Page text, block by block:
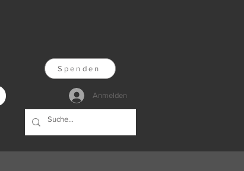
Spenden
Anmelden